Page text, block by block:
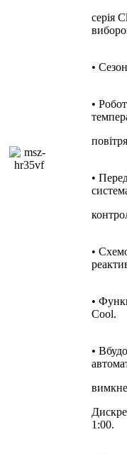
серія
•
•
•
•
•
Cool.
•
1:00.